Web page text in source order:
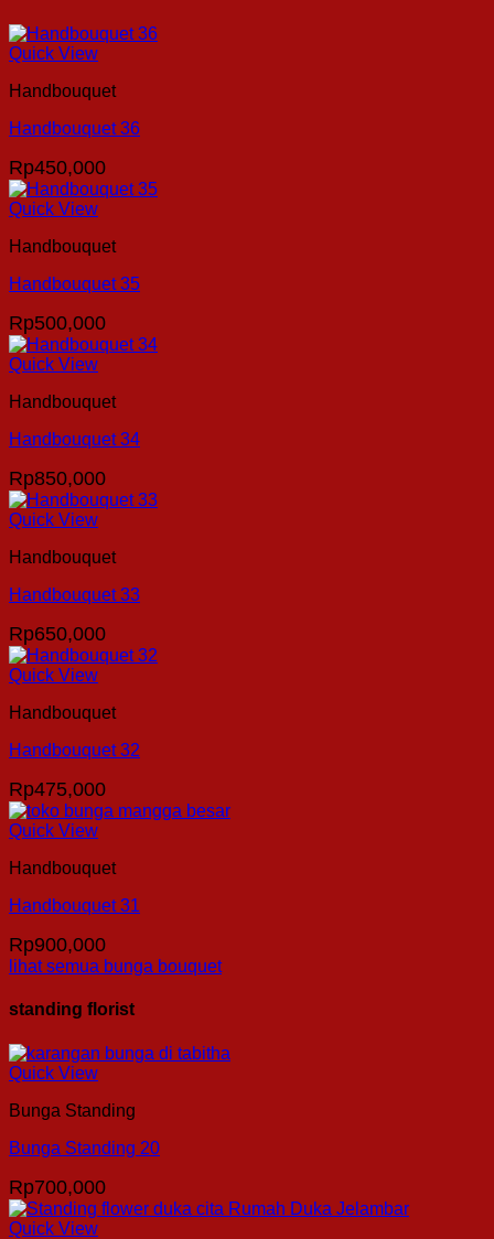
Quick View
Handbouquet
Handbouquet 36
Rp450,000
Quick View
Handbouquet
Handbouquet 35
Rp500,000
Quick View
Handbouquet
Handbouquet 34
Rp850,000
Quick View
Handbouquet
Handbouquet 33
Rp650,000
Quick View
Handbouquet
Handbouquet 32
Rp475,000
Quick View
Handbouquet
Handbouquet 31
Rp900,000
lihat semua bunga bouquet
standing florist
Quick View
Bunga Standing
Bunga Standing 20
Rp700,000
Quick View